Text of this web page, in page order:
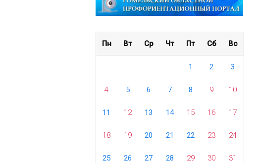
Пн Вт Ср Чт Пт Сб Вс
1 2 3
4 5 6 7 8 9 10
11 12 13 14 15 16 17
18 19 20 21 22 23 24
25 26 27 28 29 30 31